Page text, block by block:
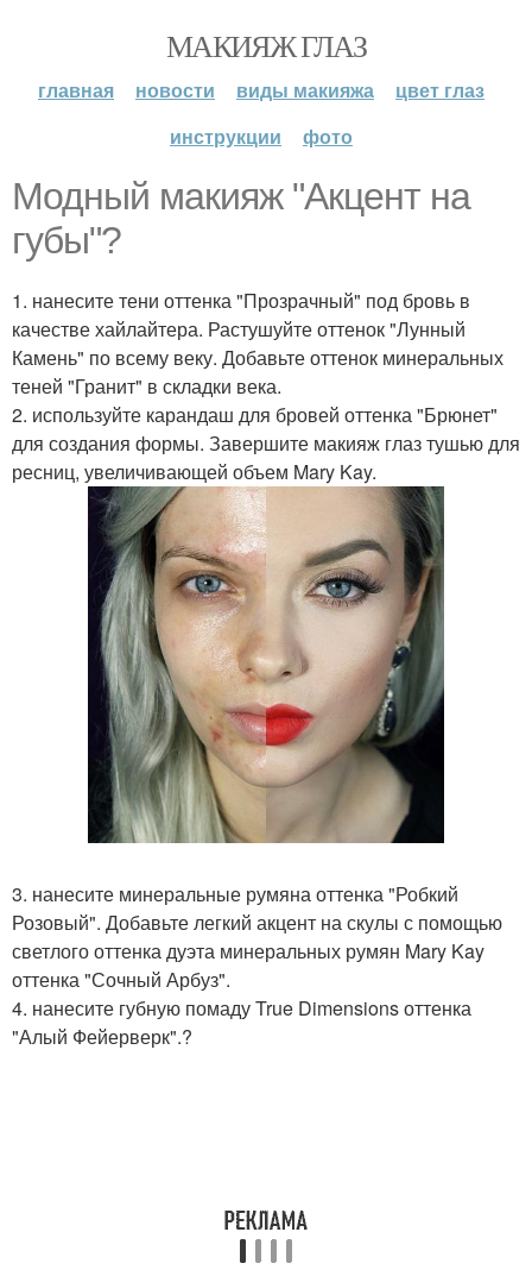
МАКИЯЖ ГЛАЗ
главная новости виды макияжа
цвет глаз
инструкции
фото
Модный макияж "Акцент на
губы"?
1. нанесите тени оттенка "Прозрачный" под бровь в
качестве хайлайтера. Растушуйте оттенок "Лунный
Камень" по всему веку. Добавьте оттенок минеральных
теней "Гранит" в складки века.
2. используйте карандаш для бровей оттенка "Брюнет"
для создания формы. Завершите макияж глаз тушью для
ресниц, увеличивающей объем Mary Kay.
3. нанесите минеральные румяна оттенка "Робкий
Розовый". Добавьте легкий акцент на скулы с помощью
светлого оттенка дуэта минеральных румян Mary Kay
оттенка "Сочный Арбуз".
4. нанесите губную помаду True Dimensions оттенка
"Алый Фейерверк".?